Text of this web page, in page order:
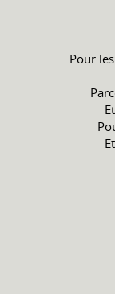
Pour